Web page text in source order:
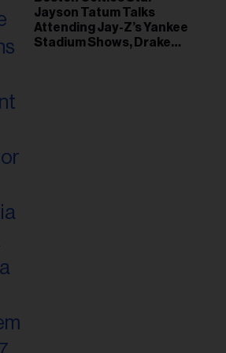
Jayson Tatum Talks
Attending Jay-Z’s Yankee
Stadium Shows, Drake